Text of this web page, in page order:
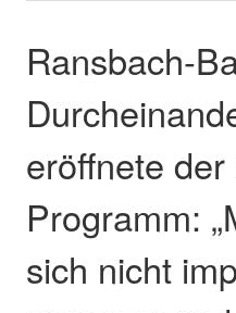
Ransbach-
eröffnete
Programm:
sich nicht